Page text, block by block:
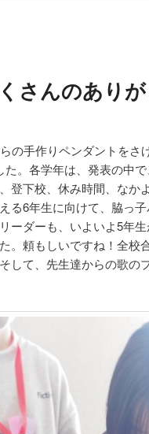
さんのあり
手作りペンダントをさ
。各学年は、発表の中
登下校、休み時間、なか
る6年生に向けて、脇っ
ーダーも、いよいよ5年
。頼もしいですね！全校
して、先生達からの歌の